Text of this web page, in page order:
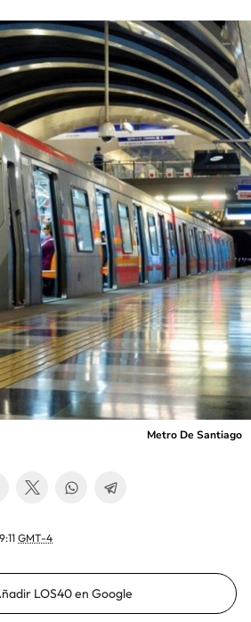
Metro De Santiago
GMT-4
LOS40 en Google